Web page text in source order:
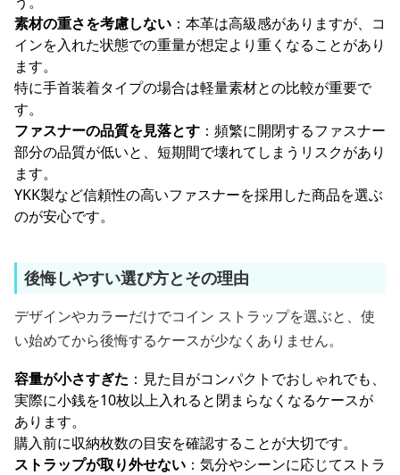
素材の重さを考慮しない ：本革は高級感がありますが、コ
インを入れた状態での重量が想定より重くなることがあり
ます。
特に手首装着タイプの場合は軽量素材との比較が重要で
す。
ファスナーの品質を見落とす ：頻繁に開閉するファスナー
部分の品質が低いと、短期間で壊れてしまうリスクがあり
ます。
YKK製など信頼性の高いファスナーを採用した商品を選ぶ
のが安心です。
後悔しやすい選び方とその理由
デザインやカラーだけでコイン ストラップを選ぶと、使
い始めてから後悔するケースが少なくありません。
容量が小さすぎた ：見た目がコンパクトでおしゃれでも、
実際に小銭を10枚以上入れると閉まらなくなるケースが
あります。
購入前に収納枚数の目安を確認することが大切です。
ストラップが取り外せない ：気分やシーンに応じてストラ